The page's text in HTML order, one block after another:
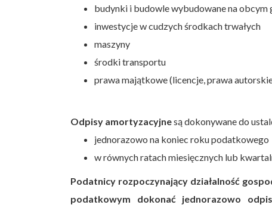
budynki i budowle wybudowane na obcym
inwestycje w cudzych środkach trwałych
maszyny
środki transportu
prawa majątkowe (licencje, prawa
Odpisy amortyzacyjnesą dokonywane do
jednorazowo na koniec roku podatkowego
w równych ratach miesięcznych lub
Podatnicy rozpoczynający działalność
podatkowym dokonać jednorazowo